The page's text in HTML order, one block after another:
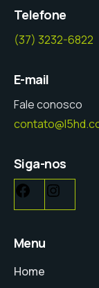
Telefone
(37) 3232-6822
E-mail
Fale conosco
Siga-nos
Menu
Home